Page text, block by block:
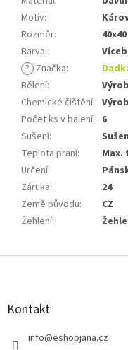
Motiv:
Rozměr:
40x40
Barva:
? Značka:
Bělení:
Chemické čištění:
Počet ks v balení: 6
Sušení:
Teplota praní:
Max.
Určení:
Záruka:
24
Země původu:
CZ
Žehlení:
Z
Kontakt
info@eshopjana.cz